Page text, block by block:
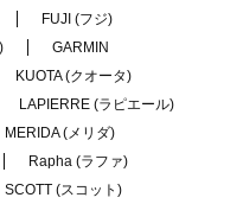
FUJI (フジ)
GARMIN
KUOTA (クオータ)
LAPIERRE (ラピエール)
MERIDA (メリダ)
Rapha (ラファ)
SCOTT (スコット)